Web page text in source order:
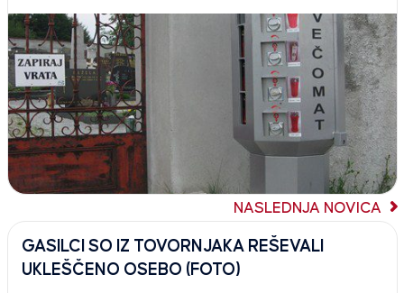
NASLEDNJA NOVICA
GASILCI SO IZ TOVORNJAKA REŠEVALI
UKLEŠČENO OSEBO (FOTO)